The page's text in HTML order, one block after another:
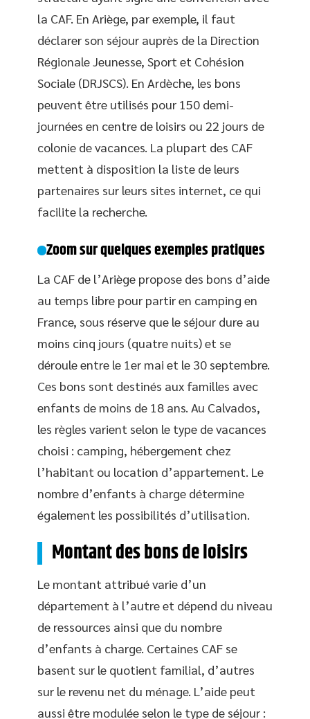
la CAF. En Ariège, par exemple, il faut
déclarer son séjour auprès de la Direction
Régionale Jeunesse, Sport et Cohésion
Sociale (DRJSCS). En Ardèche, les bons
peuvent être utilisés pour 150 demi-
journées en centre de loisirs ou 22 jours de
colonie de vacances. La plupart des CAF
mettent à disposition la liste de leurs
partenaires sur leurs sites internet, ce qui
facilite la recherche.
Zoom sur quelques exemples pratiques
La CAF de l’Ariège propose des bons d’aide
au temps libre pour partir en camping en
France, sous réserve que le séjour dure au
moins cinq jours (quatre nuits) et se
déroule entre le 1er mai et le 30 septembre.
Ces bons sont destinés aux familles avec
enfants de moins de 18 ans. Au Calvados,
les règles varient selon le type de vacances
choisi : camping, hébergement chez
l’habitant ou location d’appartement. Le
nombre d’enfants à charge détermine
également les possibilités d’utilisation.
Montant des bons de loisirs
Le montant attribué varie d’un
département à l’autre et dépend du niveau
de ressources ainsi que du nombre
d’enfants à charge. Certaines CAF se
basent sur le quotient familial, d’autres
sur le revenu net du ménage. L’aide peut
aussi être modulée selon le type de séjour :